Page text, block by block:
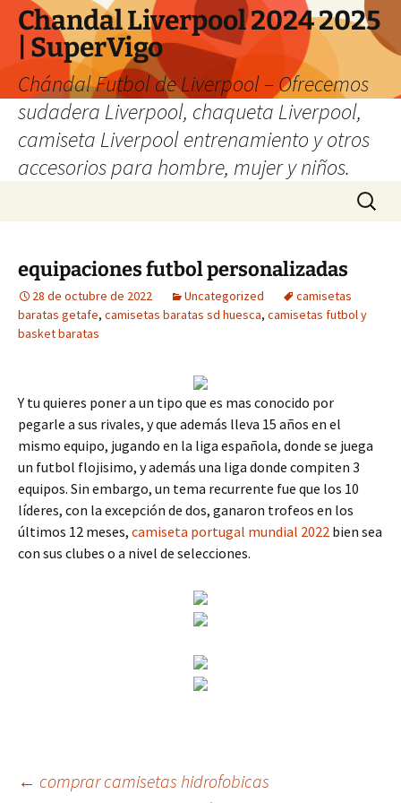
Chandal Liverpool 2024 2025
| SuperVigo
Chándal Futbol de Liverpool – Ofrecemos
sudadera Liverpool, chaqueta Liverpool,
camiseta Liverpool entrenamiento y otros
accesorios para hombre, mujer y niños.
Buscar:
equipaciones futbol personalizadas
28 de octubre de 2022 Uncategorized
camisetas
baratas getafe, camisetas baratas sd huesca, camisetas futbol y
basket baratas
Y tu quieres poner a un tipo que es mas conocido por
pegarle a sus rivales, y que además lleva 15 años en el
mismo equipo, jugando en la liga española, donde se juega
un futbol flojisimo, y además una liga donde compiten 3
equipos. Sin embargo, un tema recurrente fue que los 10
líderes, con la excepción de dos, ganaron trofeos en los
últimos 12 meses, camiseta portugal mundial 2022 bien sea
con sus clubes o a nivel de selecciones.
← comprar camisetas hidrofobicas